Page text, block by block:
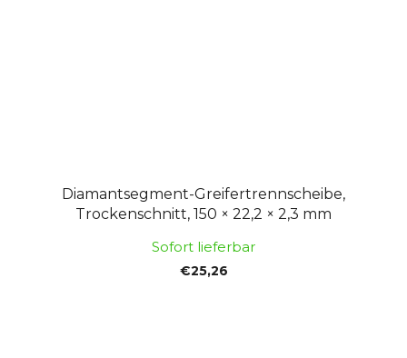
Diamantsegment-Greifertrennscheibe,
Trockenschnitt, 150 × 22,2 × 2,3 mm
Sofort lieferbar
€25,26